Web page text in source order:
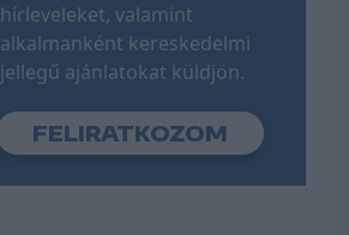
hírleveleket, valamint
alkalmanként kereskedelmi
jellegű ajánlatokat küldjön.